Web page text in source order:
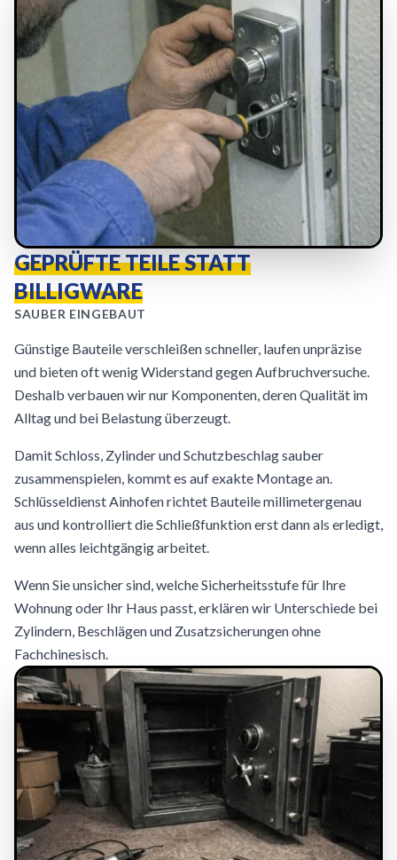
GEPRÜFTE TEILE STATT
BILLIGWARE
SAUBER EINGEBAUT
Günstige Bauteile verschleißen schneller, laufen unpräzise
und bieten oft wenig Widerstand gegen Aufbruchversuche.
Deshalb verbauen wir nur Komponenten, deren Qualität im
Alltag und bei Belastung überzeugt.
Damit Schloss, Zylinder und Schutzbeschlag sauber
zusammenspielen, kommt es auf exakte Montage an.
Schlüsseldienst Ainhofen richtet Bauteile millimetergenau
aus und kontrolliert die Schließfunktion erst dann als erledigt,
wenn alles leichtgängig arbeitet.
Wenn Sie unsicher sind, welche Sicherheitsstufe für Ihre
Wohnung oder Ihr Haus passt, erklären wir Unterschiede bei
Zylindern, Beschlägen und Zusatzsicherungen ohne
Fachchinesisch.